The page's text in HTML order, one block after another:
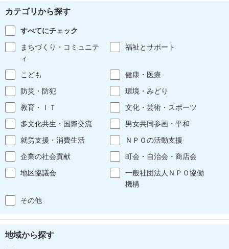
カテゴリから探す
すべてにチェック
まちづくり・コミュニテ
ィ
福祉とサポート
こども
健康・医療
防災・防犯
環境・みどり
教育・ＩＴ
文化・芸術・スポーツ
多文化共生・国際交流
男女共同参画・平和
就労支援・消費生活
ＮＰＯの活動支援
企業の社会貢献
町会・自治会・商店会
地区協議会
一般社団法人ＮＰＯ協働
機構
その他
地域から探す